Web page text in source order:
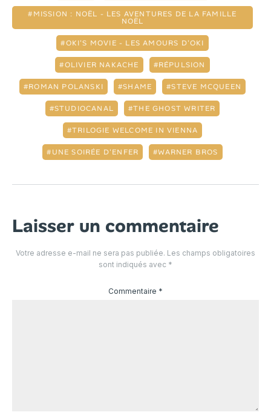
MISSION : NOËL - LES AVENTURES DE LA FAMILLE
NOËL
OKI'S MOVIE - LES AMOURS D'OKI
OLIVIER NAKACHE RÉPULSION
ROMAN POLANSKI SHAME STEVE MCQUEEN
STUDIOCANAL THE GHOST WRITER
TRILOGIE WELCOME IN VIENNA
UNE SOIRÉE D'ENFER WARNER BROS
Laisser un commentaire
Votre adresse e-mail ne sera pas publiée. Les champs obligatoires
sont indiqués avec *
Commentaire *